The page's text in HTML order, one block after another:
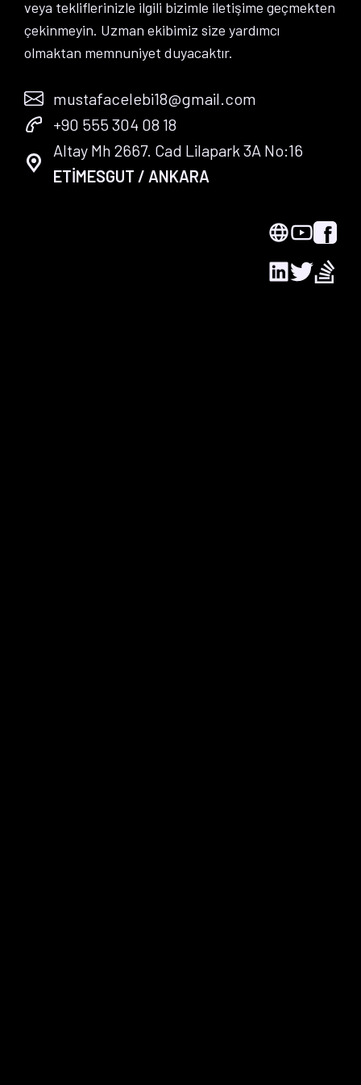
veya tekliflerinizle ilgili bizimle iletişime geçmekten
çekinmeyin. Uzman ekibimiz size yardımcı
olmaktan memnuniyet duyacaktır.
mustafacelebi18@gmail.com
+90 555 304 08 18
Altay Mh 2667. Cad Lilapark 3A No:16
ETİMESGUT / ANKARA